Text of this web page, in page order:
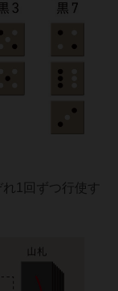
1回ずつ行使す